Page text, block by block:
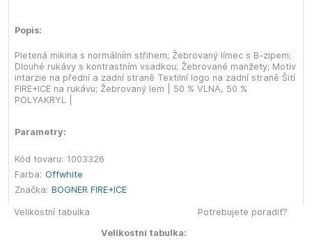
Popis:
Pletená mikina s normálním střihem; Žebrovaný límec s B-zipem;
Dlouhé rukávy s kontrastním vsadkou; Žebrované manžety; Motiv
intarzie na přední a zadní straně Textilní logo na zadní straně Šití
FIRE+ICE na rukávu; Žebrovaný lem | 50 % VLNA, 50 %
POLYAKRYL |
Parametry:
Kód tovaru: 1003326
Farba: Offwhite
Značka: BOGNER FIRE+ICE
Velikostní tabulka
Velikostní tabulka:
Potrebujete poradiť?